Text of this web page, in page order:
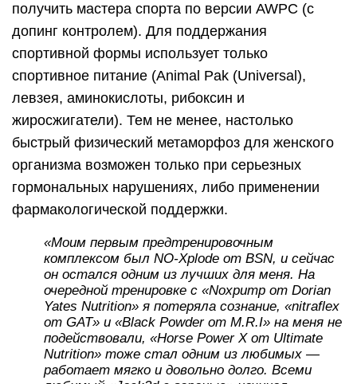
получить мастера спорта по версии AWPC (с
допинг контролем). Для поддержания
спортивной формы использует только
спортивное питание (Animal Pak (Universal),
левзея, аминокислоты, рибоксин и
жиросжигатели). Тем не менее, настолько
быстрый физический метаморфоз для женского
организма возможен только при серьезных
гормональных нарушениях, либо применении
фармакологической поддержки.
«Моим первым предтренировочным
комплексом был NO-Xplode от BSN, и сейчас
он остался одним из лучших для меня. На
очередной тренировке с «Noxpump от Dorian
Yates Nutrition» я потеряла сознание, «nitraflex
от GAT» и «Black Powder от M.R.I» на меня не
подействовали, «Horse Power X от Ultimate
Nutrition» тоже стал одним из любимых —
работает мягко и довольно долго. Всеми